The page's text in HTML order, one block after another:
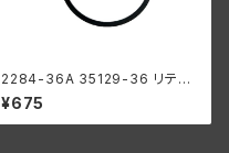
2284-36A 35129-36 リテー
ニング リング ローラー メインド
ライブギア用 ハーレーダビッド
ソン 1936-84年 EL FL UL
¥675